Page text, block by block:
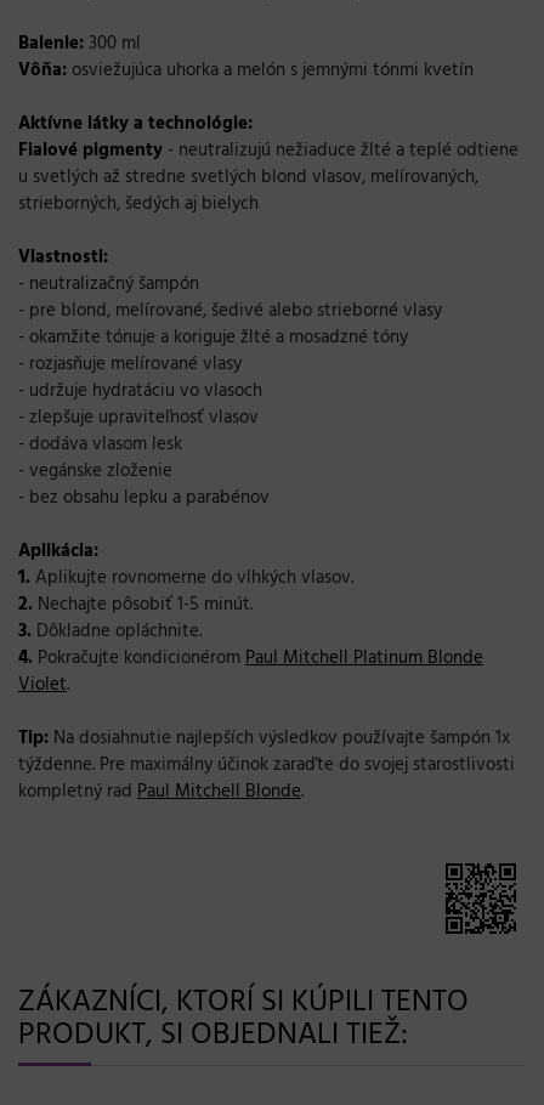
Balenie: 300 ml
Vôňa: osviežujúca uhorka a melón s jemnými tónmi kvetín
Aktívne látky a technológie:
Fialové pigmenty - neutralizujú nežiaduce žlté a teplé odtiene
u svetlých až stredne svetlých blond vlasov, melírovaných,
strieborných, šedých aj bielych
Vlastnosti:
- neutralizačný šampón
- pre blond, melírované, šedivé alebo strieborné vlasy
- okamžite tónuje a koriguje žlté a mosadzné tóny
- rozjasňuje melírované vlasy
- udržuje hydratáciu vo vlasoch
- zlepšuje upraviteľnosť vlasov
- dodáva vlasom lesk
- vegánske zloženie
- bez obsahu lepku a parabénov
Aplikácia:
1. Aplikujte rovnomerne do vlhkých vlasov.
2. Nechajte pôsobiť 1-5 minút.
3. Dôkladne opláchnite.
4. Pokračujte kondicionérom Paul Mitchell Platinum Blonde
Violet.
Tip: Na dosiahnutie najlepších výsledkov používajte šampón 1x
týždenne. Pre maximálny účinok zaraďte do svojej starostlivosti
kompletný rad Paul Mitchell Blonde.
ZÁKAZNÍCI, KTORÍ SI KÚPILI TENTO
PRODUKT, SI OBJEDNALI TIEŽ: